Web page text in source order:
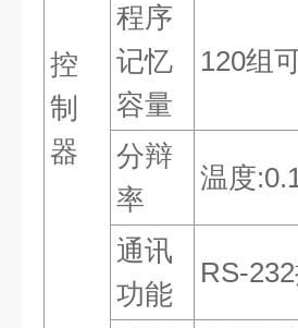
控
制
器
程序
记忆
容量
120组
分辩
率
温度
通讯
功能
RS-